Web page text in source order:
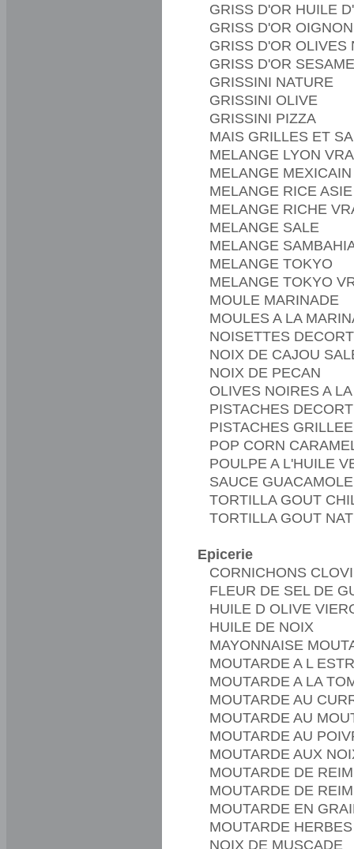
GRISS D'OR HUILE
GRISS D'OR
GRISS D'OR OLIVES
GRISS D'OR SESAME
GRISSINI NATURE
GRISSINI OLIVE
GRISSINI PIZZA
MAIS GRILLES ET
MELANGE LYON
MELANGE
MELANGE RICE
MELANGE RICHE
MELANGE SALE
MELANGE
MELANGE TOKYO
MELANGE TOKYO
MOULE MARINADE
MOULES A LA
NOISETTES
NOIX DE CAJOU
NOIX DE PECAN
OLIVES NOIRES A
PISTACHES
PISTACHES
POP CORN
POULPE A L'HUILE
SAUCE GUACAMOLE
TORTILLA GOUT
TORTILLA GOUT
Epicerie
CORNICHONS
FLEUR DE SEL DE
HUILE D OLIVE
HUILE DE NOIX
MAYONNAISE
MOUTARDE A L
MOUTARDE A LA
MOUTARDE AU
MOUTARDE AU
MOUTARDE AU
MOUTARDE AUX
MOUTARDE DE
MOUTARDE DE
MOUTARDE EN
MOUTARDE
NOIX DE MUSCADE